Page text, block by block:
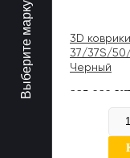
Выберите марку авто
3D
37/37S/50/
Черный
885 989
В наличии